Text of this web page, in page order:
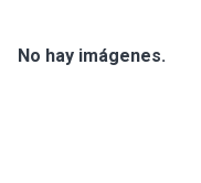
No hay imágenes.